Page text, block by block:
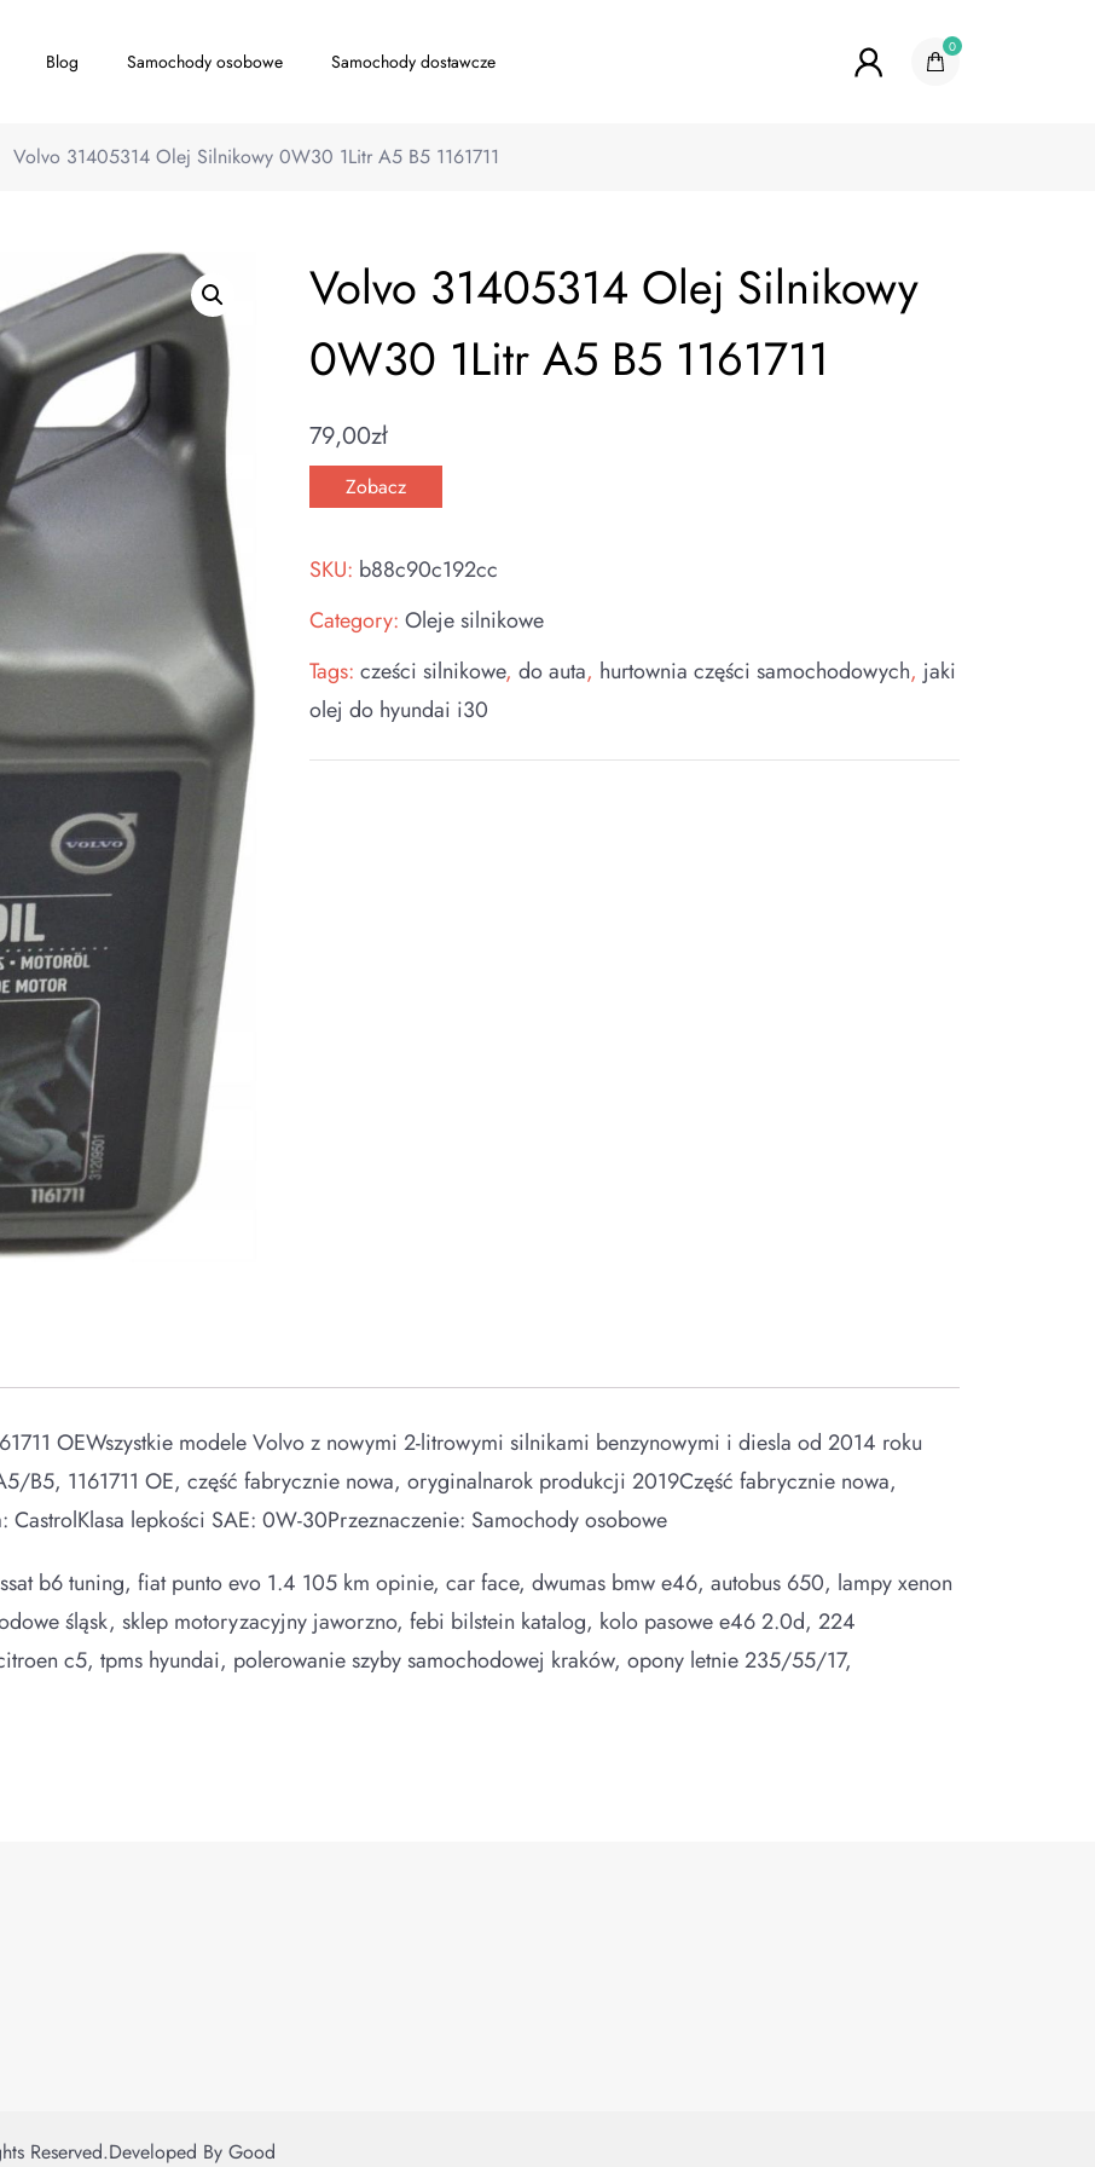
Blog Samochody osobowe Samochody dostawcze
0
Volvo 31405314 Olej Silnikowy 0W30 1Litr A5 B5 1161711
Volvo 31405314 Olej Silnikowy
0W30 1Litr A5 B5 1161711
79,00zł
Zobacz
SKU: b88c90c192cc
Category:Oleje silnikowe
Tags:cześci silnikowe,do auta, hurtownia części samochodowych, jaki
olej do hyundai i30
OEWszystkie modele Volvo z nowymi 2-litrowymi silnikami benzynowymi i diesla od 2014 roku
B5, 1161711 OE, część fabrycznie nowa, oryginalnarok produkcji 2019Część fabrycznie nowa,
lepkości SAE: 0W-30Przeznaczenie: Samochody osobowe
b6 tuning, fiat punto evo 1.4 105 km opinie, car face, dwumas bmw e46, autobus 650, lampy xenon
śląsk, sklep motoryzacyjny jaworzno, febi bilstein katalog, kolo pasowe e46 2.0d, 224
c5, tpms hyundai, polerowanie szyby samochodowej kraków, opony letnie 235/55/17,
Reserved.Developed By Good